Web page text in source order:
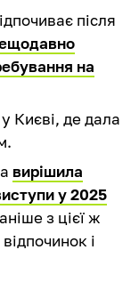
після
на
Києві, де дала
вирішила
у 2025
з цієї ж
і